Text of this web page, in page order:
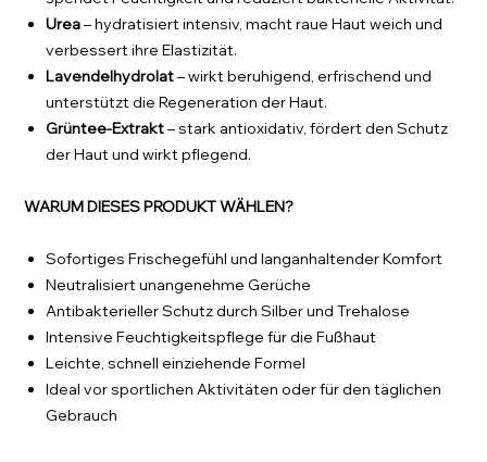
Urea– hydratisiert intensiv, macht raue Haut weich und
verbessert ihre Elastizität.
Lavendelhydrolat– wirkt beruhigend, erfrischend und
unterstützt die Regeneration der Haut.
Grüntee-Extrakt– stark antioxidativ, fördert den Schutz
der Haut und wirkt pflegend.
WARUM DIESES PRODUKT WÄHLEN?
Sofortiges Frischegefühl und langanhaltender Komfort
Neutralisiert unangenehme Gerüche
Antibakterieller Schutz durch Silber und Trehalose
Intensive Feuchtigkeitspflege für die Fußhaut
Leichte, schnell einziehende Formel
Ideal vor sportlichen Aktivitäten oder für den täglichen
Gebrauch